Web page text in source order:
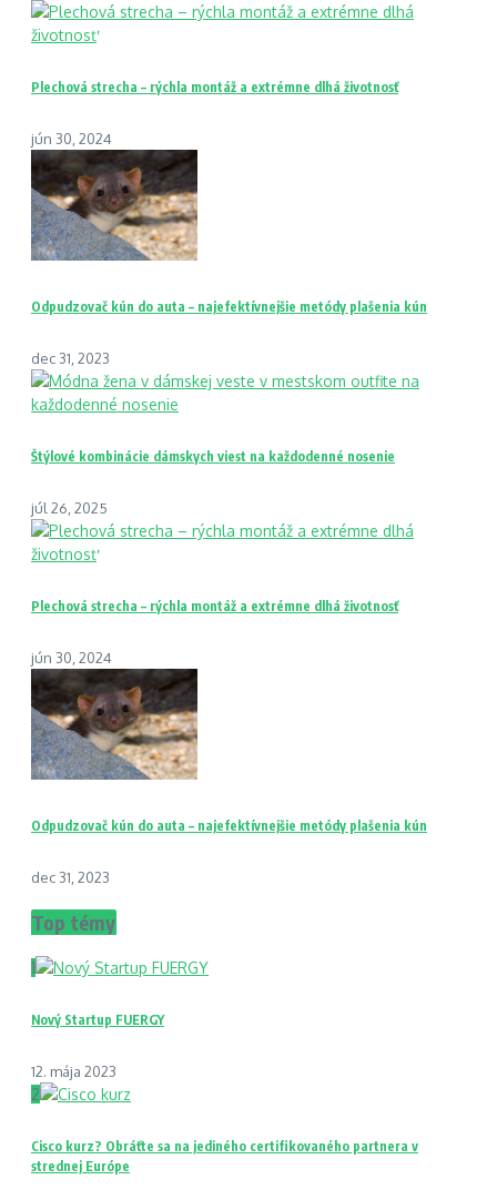
Plechová strecha – rýchla montáž a extrémne dlhá životnosť
jún 30, 2024
Odpudzovač kún do auta – najefektívnejšie metódy plašenia kún
dec 31, 2023
Štýlové kombinácie dámskych viest na každodenné nosenie
júl 26, 2025
Plechová strecha – rýchla montáž a extrémne dlhá životnosť
jún 30, 2024
Odpudzovač kún do auta – najefektívnejšie metódy plašenia kún
dec 31, 2023
Top témy
1
Nový Startup FUERGY
12. mája 2023
2
Cisco kurz? Obráťte sa na jediného certifikovaného partnera v
strednej Európe